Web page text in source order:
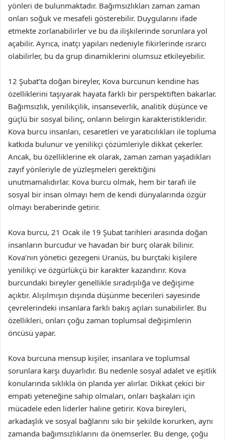
yönleri de bulunmaktadır. Bağımsızlıkları zaman zaman
onları soğuk ve mesafeli gösterebilir. Duygularını ifade
etmekte zorlanabilirler ve bu da ilişkilerinde sorunlara yol
açabilir. Ayrıca, inatçı yapıları nedeniyle fikirlerinde ısrarcı
olabilirler, bu da grup dinamiklerini olumsuz etkileyebilir.
12 Şubat’ta doğan bireyler, Kova burcunun kendine has
özelliklerini taşıyarak hayata farklı bir perspektiften bakarlar.
Bağımsızlık, yenilikçilik, insanseverlik, analitik düşünce ve
güçlü bir sosyal bilinç, onların belirgin karakteristikleridir.
Kova burcu insanları, cesaretleri ve yaratıcılıkları ile topluma
katkıda bulunur ve yenilikçi çözümleriyle dikkat çekerler.
Ancak, bu özelliklerine ek olarak, zaman zaman yaşadıkları
zayıf yönleriyle de yüzleşmeleri gerektiğini
unutmamalıdırlar. Kova burcu olmak, hem bir tarafı ile
sosyal bir insan olmayı hem de kendi dünyalarında özgür
olmayı beraberinde getirir.
Kova burcu, 21 Ocak ile 19 Şubat tarihleri arasında doğan
insanların burcudur ve havadan bir burç olarak bilinir.
Kova’nın yönetici gezegeni Uranüs, bu burçtaki kişilere
yenilikçi ve özgürlükçü bir karakter kazandırır. Kova
burcundaki bireyler genellikle sıradışılığa ve değişime
açıktır. Alışılmışın dışında düşünme becerileri sayesinde
çevrelerindeki insanlara farklı bakış açıları sunabilirler. Bu
özellikleri, onları çoğu zaman toplumsal değişimlerin
öncüsü yapar.
Kova burcuna mensup kişiler, insanlara ve toplumsal
sorunlara karşı duyarlıdır. Bu nedenle sosyal adalet ve eşitlik
konularında sıklıkla ön planda yer alırlar. Dikkat çekici bir
empati yeteneğine sahip olmaları, onları başkaları için
mücadele eden liderler haline getirir. Kova bireyleri,
arkadaşlık ve sosyal bağlarını sıkı bir şekilde korurken, aynı
zamanda bağımsızlıklarını da önemserler. Bu denge, çoğu